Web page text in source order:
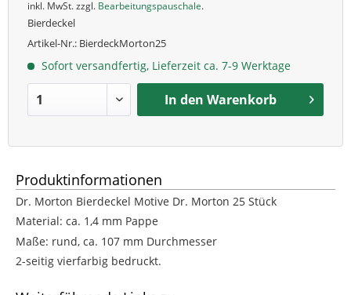
inkl. MwSt. zzgl. Bearbeitungspauschale.
Bierdeckel
Artikel-Nr.: BierdeckMorton25
Sofort versandfertig, Lieferzeit ca. 7-9 Werktage
In den Warenkorb
Produktinformationen
Dr. Morton Bierdeckel Motive Dr. Morton 25 Stück
Material: ca. 1,4 mm Pappe
Maße: rund, ca. 107 mm Durchmesser
2-seitig vierfarbig bedruckt.